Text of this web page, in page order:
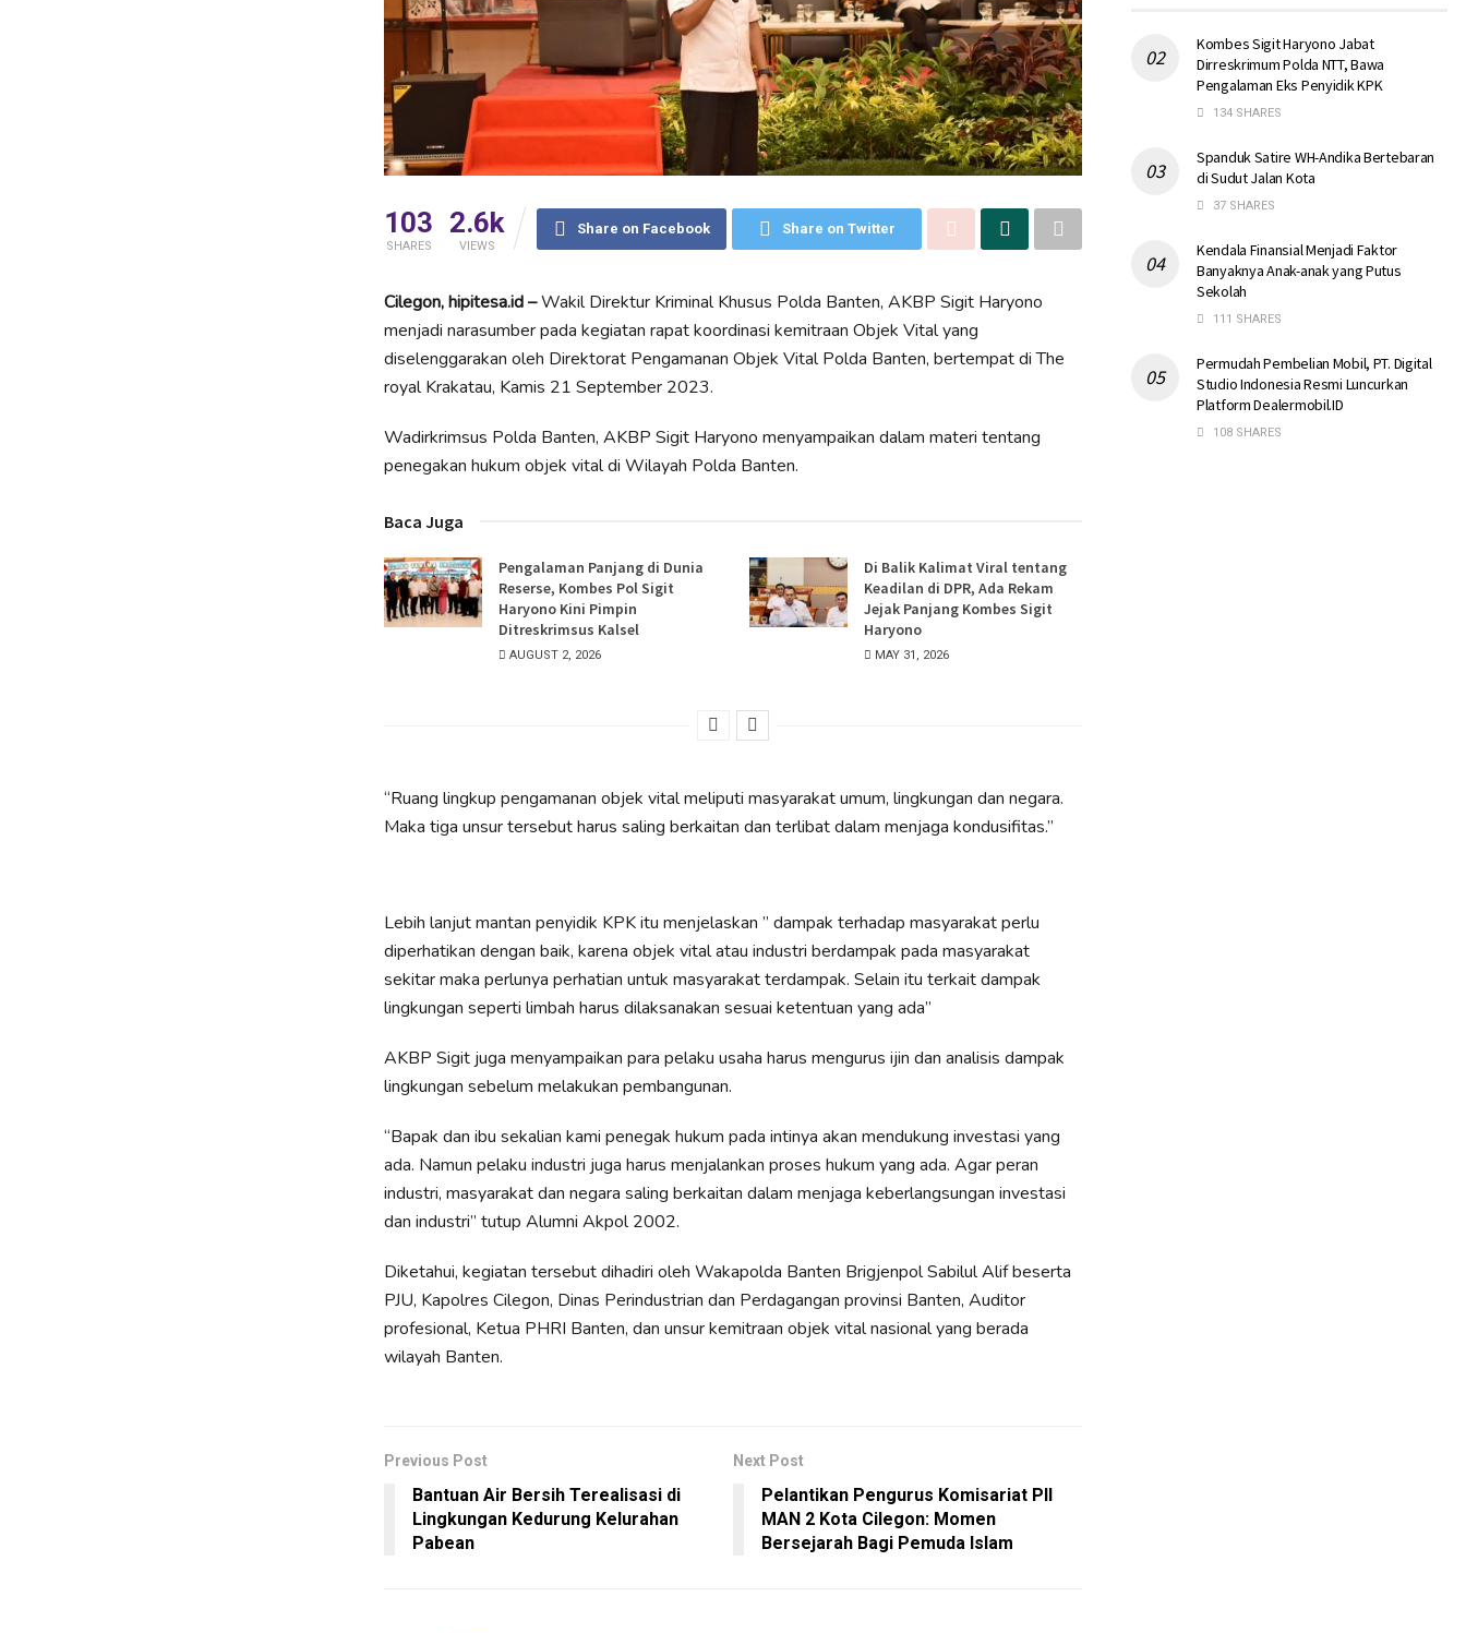
103
SHARES
2.6k
VIEWS
Share on Facebook Share on Twitter
Cilegon, hipitesa.id –Wakil Direktur Kriminal Khusus Polda Banten, AKBP Sigit Haryono
menjadi narasumber pada kegiatan rapat koordinasi kemitraan Objek Vital yang
diselenggarakan oleh Direktorat Pengamanan Objek Vital Polda Banten, bertempat di The
royal Krakatau, Kamis 21 September 2023.
Wadirkrimsus Polda Banten, AKBP Sigit Haryono menyampaikan dalam materi tentang
penegakan hukum objek vital di Wilayah Polda Banten.
Baca Juga
Pengalaman Panjang di Dunia
Reserse, Kombes Pol Sigit
Haryono Kini Pimpin
Ditreskrimsus Kalsel
AUGUST 2, 2026
Di Balik Kalimat Viral tentang
Keadilan di DPR, Ada Rekam
Jejak Panjang Kombes Sigit
Haryono
MAY 31, 2026
“Ruang lingkup pengamanan objek vital meliputi masyarakat umum, lingkungan dan negara.
Maka tiga unsur tersebut harus saling berkaitan dan terlibat dalam menjaga kondusifitas.”
Lebih lanjut mantan penyidik KPK itu menjelaskan ” dampak terhadap masyarakat perlu
diperhatikan dengan baik, karena objek vital atau industri berdampak pada masyarakat
sekitar maka perlunya perhatian untuk masyarakat terdampak. Selain itu terkait dampak
lingkungan seperti limbah harus dilaksanakan sesuai ketentuan yang ada”
AKBP Sigit juga menyampaikan para pelaku usaha harus mengurus ijin dan analisis dampak
lingkungan sebelum melakukan pembangunan.
“Bapak dan ibu sekalian kami penegak hukum pada intinya akan mendukung investasi yang
ada. Namun pelaku industri juga harus menjalankan proses hukum yang ada. Agar peran
industri, masyarakat dan negara saling berkaitan dalam menjaga keberlangsungan investasi
dan industri” tutup Alumni Akpol 2002.
Diketahui, kegiatan tersebut dihadiri oleh Wakapolda Banten Brigjenpol Sabilul Alif beserta
PJU, Kapolres Cilegon, Dinas Perindustrian dan Perdagangan provinsi Banten, Auditor
profesional, Ketua PHRI Banten, dan unsur kemitraan objek vital nasional yang berada
wilayah Banten.
Previous Post
Bantuan Air Bersih Terealisasi di
Lingkungan Kedurung Kelurahan
Pabean
Next Post
Pelantikan Pengurus Komisariat PII
MAN 2 Kota Cilegon: Momen
Bersejarah Bagi Pemuda Islam
Kombes Sigit Haryono Jabat
Dirreskrimum Polda NTT, Bawa
Pengalaman Eks Penyidik KPK
134 SHARES
Spanduk Satire WH-Andika Bertebaran
di Sudut Jalan Kota
37 SHARES
Kendala Finansial Menjadi Faktor
Banyaknya Anak-anak yang Putus
Sekolah
111 SHARES
Permudah Pembelian Mobil, PT. Digital
Studio Indonesia Resmi Luncurkan
Platform Dealermobil.ID
108 SHARES